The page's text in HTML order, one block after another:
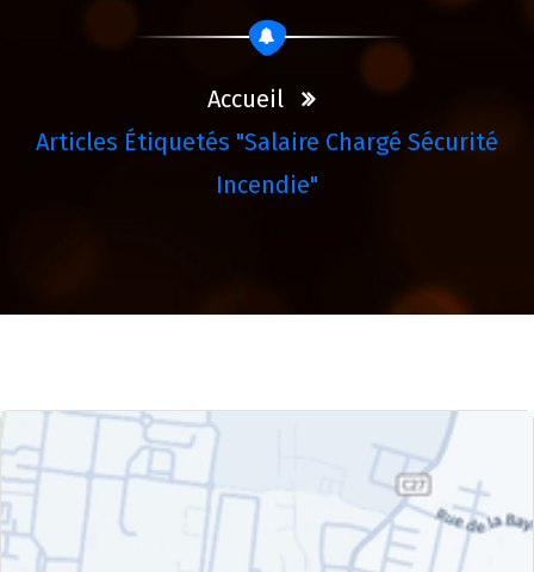
Accueil
Articles Étiquetés "salaire Chargé Sécurité
Incendie"